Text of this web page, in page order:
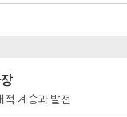
계승과 발전